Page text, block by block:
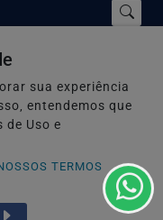
sua experiência
entendemos que
de Uso e
TERMOS